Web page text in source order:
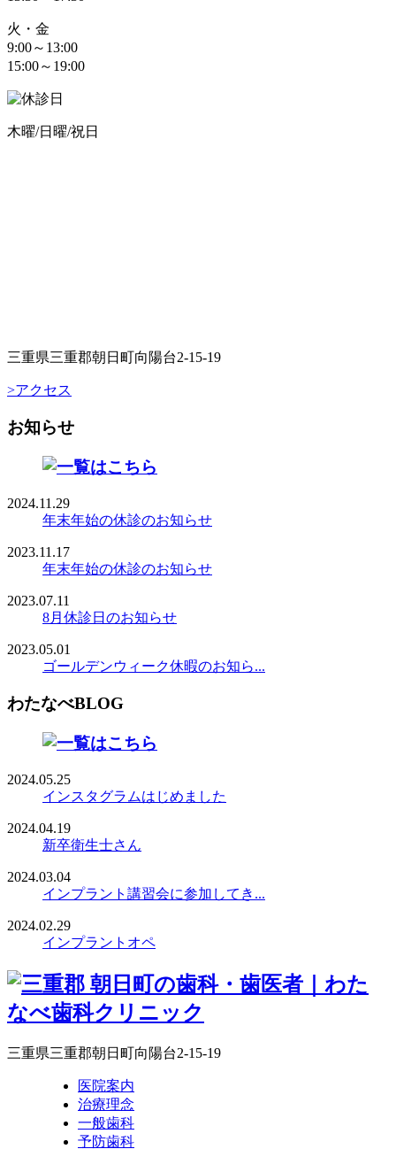
火・金
9:00～13:00
15:00～19:00
木曜/日曜/祝日
三重県三重郡朝日町向陽台2-15-19
>アクセス
お知らせ
2024.11.29
年末年始の休診のお知らせ
2023.11.17
年末年始の休診のお知らせ
2023.07.11
8月休診日のお知らせ
2023.05.01
ゴールデンウィーク休暇のお知ら...
わたなべBLOG
2024.05.25
インスタグラムはじめました
2024.04.19
新卒衛生士さん
2024.03.04
インプラント講習会に参加してき...
2024.02.29
インプラントオペ
三重県三重郡朝日町向陽台2-15-19
医院案内
治療理念
一般歯科
予防歯科